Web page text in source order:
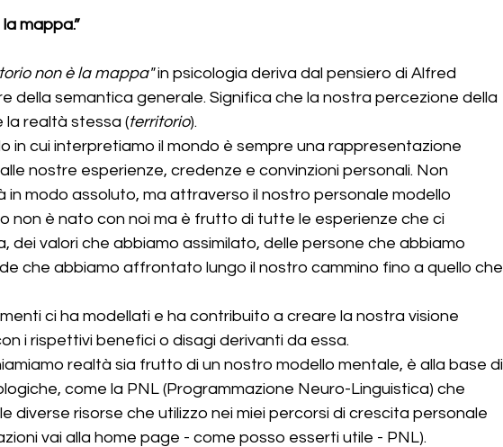
mappa.”
non è la mappa" in psicologia deriva dal pensiero di Alfred
della semantica generale. Significa che la nostra percezione della
la realtà stessa (territorio).
in cui interpretiamo il mondo è sempre una rappresentazione
nostre esperienze, credenze e convinzioni personali. Non
in modo assoluto, ma attraverso il nostro personale modello
non è nato con noi ma è frutto di tutte le esperienze che ci
dei valori che abbiamo assimilato, delle persone che abbiamo
che abbiamo affrontato lungo il nostro cammino fino a quello che
ci ha modellati e ha contribuito a creare la nostra visione
i rispettivi benefici o disagi derivanti da essa.
realtà sia frutto di un nostro modello mentale, è alla base di
come la PNL (Programmazione Neuro-Linguistica) che
diverse risorse che utilizzo nei miei percorsi di crescita personale
vai alla home page - come posso esserti utile - PNL).